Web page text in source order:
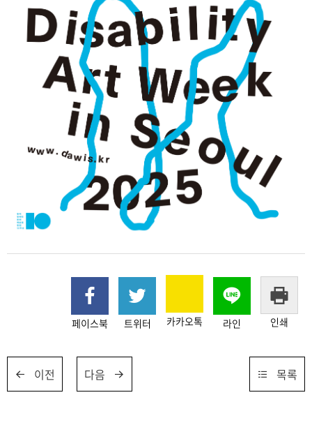
페이스북 트위터 카카오톡 라인 인쇄
이전 다음 목록